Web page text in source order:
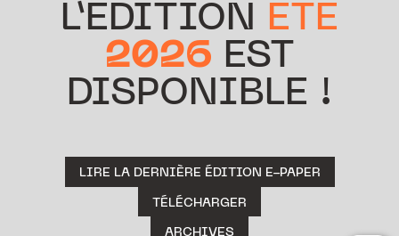
L’ÉDITION ÉTÉ
2026 EST
DISPONIBLE !
LIRE LA DERNIÈRE ÉDITION E-PAPER
TÉLÉCHARGER
ARCHIVES